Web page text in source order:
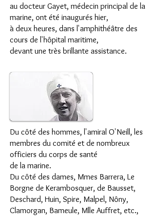
au docteur Gayet, médecin principal de la
marine, ont été inaugurés hier,
à deux heures, dans l'amphithéâtre des
cours de l'hôpital maritime,
devant une très brillante assistance.
Du côté des hommes, l'amiral O'Neill, les
membres du comité et de nombreux
officiers du corps de santé
de la marine.
Du côté des dames, Mmes Barrera, Le
Borgne de Kerambosquer, de Bausset,
Deschard, Huin, Spire, Malpel, Nôny,
Clamorgan, Bameule, Mlle Auffret, etc.,